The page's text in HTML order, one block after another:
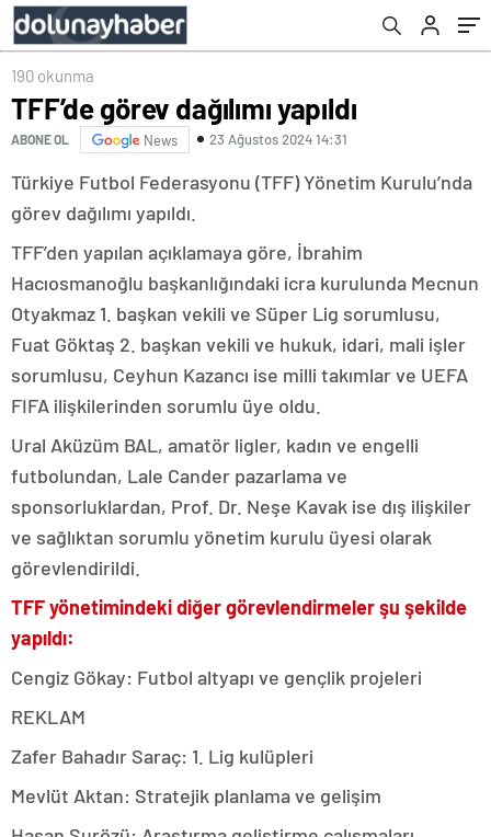
190 okunma
TFF’de görev dağılımı yapıldı
ABONE OL News 23 Ağustos 2024 14:31
Türkiye Futbol Federasyonu (TFF) Yönetim Kurulu’nda
görev dağılımı yapıldı.
TFF’den yapılan açıklamaya göre, İbrahim
Hacıosmanoğlu başkanlığındaki icra kurulunda Mecnun
Otyakmaz 1. başkan vekili ve Süper Lig sorumlusu,
Fuat Göktaş 2. başkan vekili ve hukuk, idari, mali işler
sorumlusu, Ceyhun Kazancı ise milli takımlar ve UEFA
FIFA ilişkilerinden sorumlu üye oldu.
Ural Aküzüm BAL, amatör ligler, kadın ve engelli
futbolundan, Lale Cander pazarlama ve
sponsorluklardan, Prof. Dr. Neşe Kavak ise dış ilişkiler
ve sağlıktan sorumlu yönetim kurulu üyesi olarak
görevlendirildi.
TFF yönetimindeki diğer görevlendirmeler şu şekilde
yapıldı:
Cengiz Gökay: Futbol altyapı ve gençlik projeleri
REKLAM
Zafer Bahadır Saraç: 1. Lig kulüpleri
Mevlüt Aktan: Stratejik planlama ve gelişim